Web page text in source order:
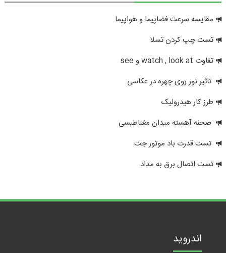
مقایسه سرعت فضاپیما و هواپیما
تست چپ کردن تسلا
تفاوت watch , look at و see
تاثیر نور روی چهره در عکاسی
طرز کار هیدرولیک
صحنه آهسته میدان مغناطیسی
تست قدرت باد موتور جت
تست اتصال برق به مداد
اندروید